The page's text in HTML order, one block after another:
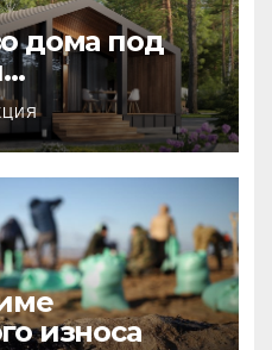
дома под
бюджета
износа